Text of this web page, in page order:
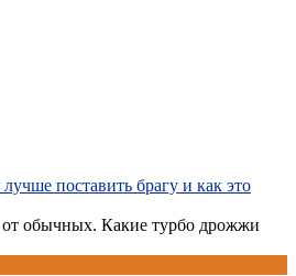
поставить брагу и как это
обычных. Какие турбо дрожжи